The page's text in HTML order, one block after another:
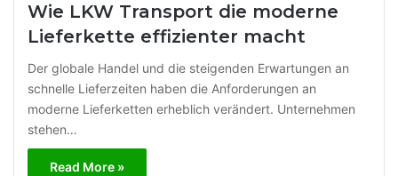
Wie LKW Transport die moderne
Lieferkette effizienter macht
Der globale Handel und die steigenden Erwartungen an
schnelle Lieferzeiten haben die Anforderungen an
moderne Lieferketten erheblich verändert. Unternehmen
stehen…
Read More »